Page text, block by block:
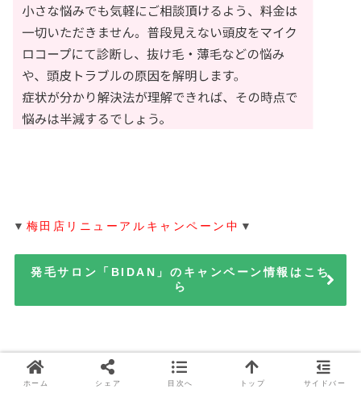
▼ 梅田店リニューアルキャンペーン中 ▼
発毛サロン「BIDAN」のキャンペーン情報はこち
ら
ホーム シェア 目次へ トップ サイドバー